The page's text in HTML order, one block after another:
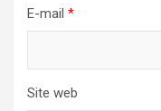
E-mail *
Site web